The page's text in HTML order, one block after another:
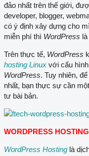
đảo nhất trên thế giới,
developer, blogger,
có ý định xây dựng cho
miễn phí thì WordPress
Trên thực tế, WordPress
hosting Linux với cấu
WordPress. Tuy nhiên, để
nhất, bạn thực sự cần
tư bài bản.
WORDPRESS HOSTING
WordPress Hosting là